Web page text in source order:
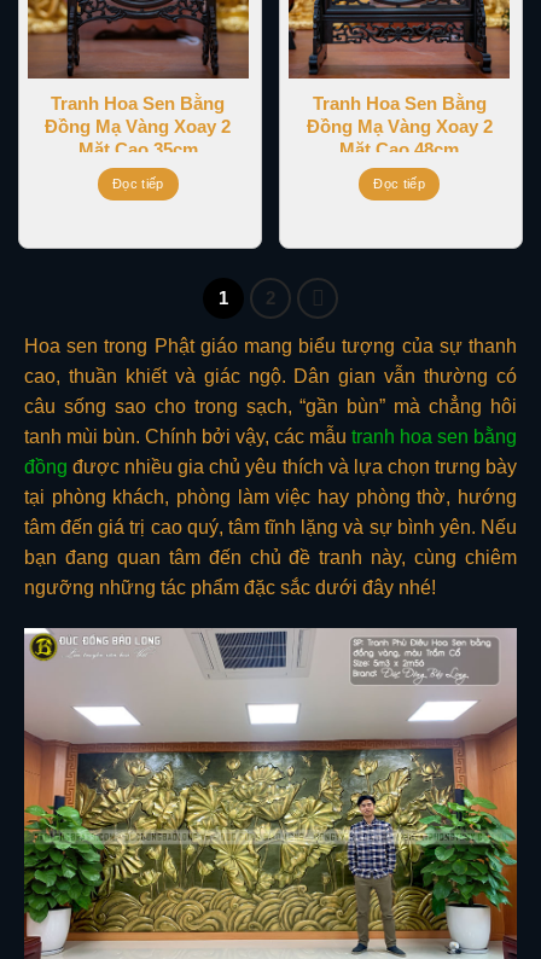
Tranh Hoa Sen Bằng
Đồng Mạ Vàng Xoay 2
Mặt Cao 35cm
Đọc tiếp
Tranh Hoa Sen Bằng
Đồng Mạ Vàng Xoay 2
Mặt Cao 48cm
Đọc tiếp
1 2
Hoa sen trong Phật giáo mang biểu tượng của sự thanh
cao, thuần khiết và giác ngộ. Dân gian vẫn thường có
câu sống sao cho trong sạch, “gần bùn” mà chẳng hôi
tanh mùi bùn. Chính bởi vậy, các mẫu tranh hoa sen bằng
đồng được nhiều gia chủ yêu thích và lựa chọn trưng bày
tại phòng khách, phòng làm việc hay phòng thờ, hướng
tâm đến giá trị cao quý, tâm tĩnh lặng và sự bình yên. Nếu
bạn đang quan tâm đến chủ đề tranh này, cùng chiêm
ngưỡng những tác phẩm đặc sắc dưới đây nhé!